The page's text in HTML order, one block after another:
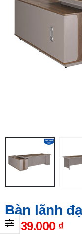
Bàn lãnh
9.839.000 ₫